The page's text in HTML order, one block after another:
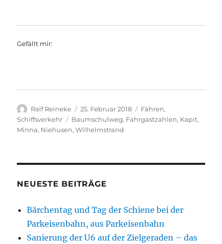
Gefällt mir:
Autor
Ralf Reineke
Veröffentlicht
am
25. Februar 2018 Kategorien
Fähren,
Schiffsverkehr
Schlagwörter
Baumschulweg, Fahrgastzahlen, Kapit,
Minna, Niehusen,Wilhelmstrand
NEUESTE BEITRÄGE
Bärchentag und Tag der Schiene bei der
Parkeisenbahn, aus Parkeisenbahn
Sanierung der U6 auf der Zielgeraden – das